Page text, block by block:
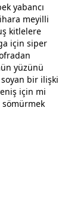
yabancı
meyilli
kitlelere
için siper
yüzünü
soyan bir ilişki
için mi
sömürmek